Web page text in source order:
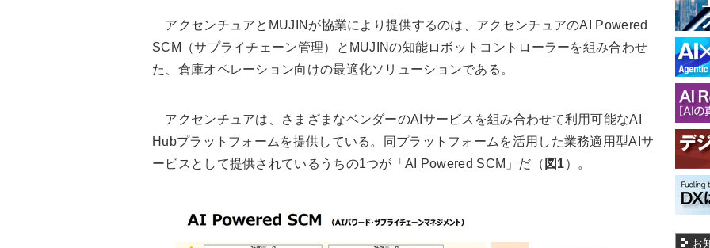
アクセンチュアとMUJINが協業により提供するのは、アクセンチュアのAI Powered
SCM（サプライチェーン管理）とMUJINの知能ロボットコントローラーを組み合わせ
た、倉庫オペレーション向けの最適化ソリューションである。
アクセンチュアは、さまざまなベンダーのAIサービスを組み合わせて利用可能なAI
Hubプラットフォームを提供している。同プラットフォームを活用した業務適用型AIサ
ービスとして提供されているうちの1つが「AI Powered SCM」だ（ 図1）。
お